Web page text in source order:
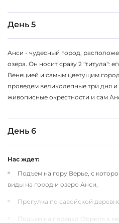
День 5
Анси - чудесный город,
озера. Он носит сразу 2 "титула":
Венецией и самым цветущим
проведем великолепные три дня
живописные окрестности и сам
День 6
Нас ждет:
Подъем на гору Верье, с
виды на город и озеро Анси,
Прогулка по савойской
Подъем на перевал Форкля к